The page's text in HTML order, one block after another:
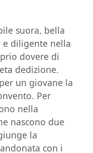
suora, bella
e diligente nella
dovere di
dedizione.
un giovane la
Per
nella
nascono due
la
con i